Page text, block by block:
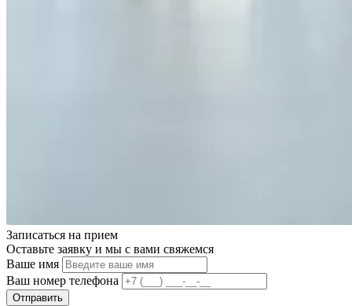
Записаться на прием
Оставьте заявку и мы с вами свяжемся
Ваше имя
Ваш номер телефона
Отправить